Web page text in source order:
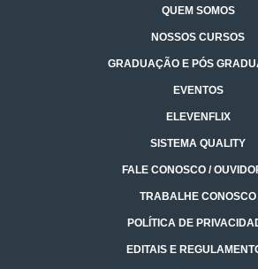
QUEM SOMOS
NOSSOS CURSOS
GRADUAÇÃO E PÓS
EVENTOS
ELEVENFLIX
SISTEMA QUALITY
FALE CONOSCO /
TRABALHE CONOSCO
POLÍTICA DE
EDITAIS E